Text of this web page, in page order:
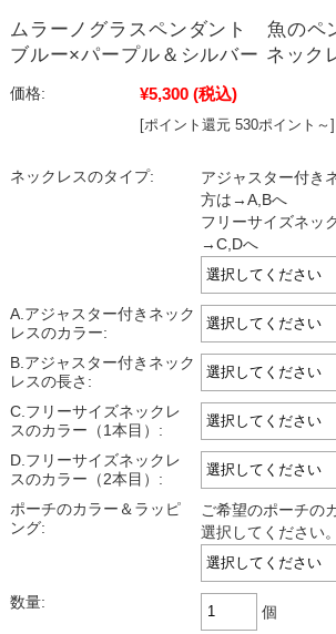
ムラーノグラスペンダント 魚のペ
ブルー×パープル＆シルバー ネック
価格: ¥5,300 (税込)
[ポイント還元 530ポイント～]
ネックレスのタイプ:
アジャスター付き
方は→A,Bへ
フリーサイズネッ
→C,Dへ
A.アジャスター付きネック
レスのカラー:
B.アジャスター付きネック
レスの長さ:
C.フリーサイズネックレ
スのカラー（1本目）:
D.フリーサイズネックレ
スのカラー（2本目）:
ポーチのカラー＆ラッピ
ング:
ご希望のポーチの
選択してください。
数量:
個